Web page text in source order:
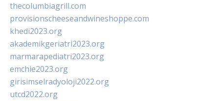
thecolumbiagrill.com
provisionscheeseandwineshoppe.com
khedi2023.org
akademikgeriatri2023.org
marmarapediatri2023.org
emchie2023.org
girisimselradyoloji2022.org
utcd2022.org